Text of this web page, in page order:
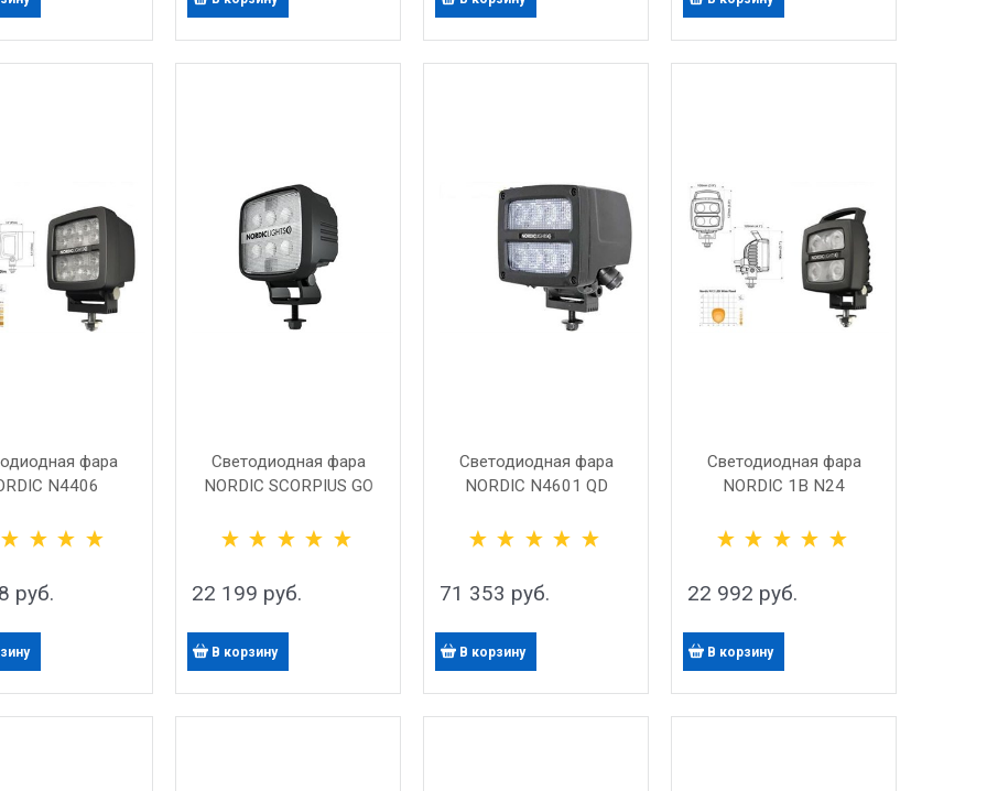
фара
N4406
руб.
Светодиодная фара
NORDIC SCORPIUS GO
22 199 руб.
В корзину
Светодиодная фара
NORDIC N4601 QD
71 353 руб.
В корзину
Светодиодная фара
NORDIC 1B N24
22 992 руб.
В корзину